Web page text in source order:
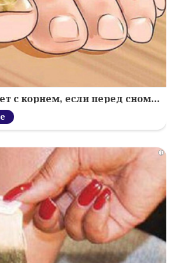
с корнем, если перед сном…
i